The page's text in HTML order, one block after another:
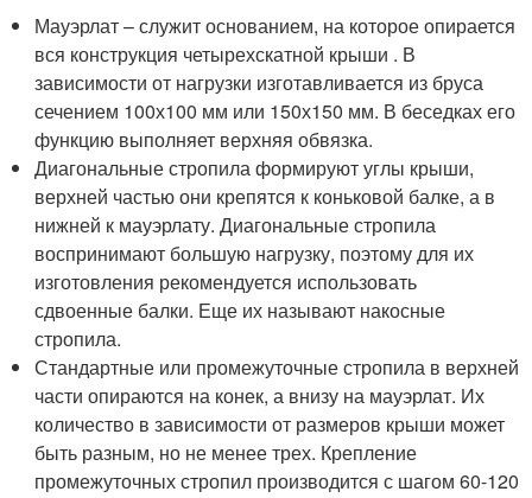
Мауэрлат – служит основанием, на которое опирается
вся конструкция четырехскатной крыши . В
зависимости от нагрузки изготавливается из бруса
сечением 100х100 мм или 150х150 мм. В беседках его
функцию выполняет верхняя обвязка.
Диагональные стропила формируют углы крыши,
верхней частью они крепятся к коньковой балке, а в
нижней к мауэрлату. Диагональные стропила
воспринимают большую нагрузку, поэтому для их
изготовления рекомендуется использовать
сдвоенные балки. Еще их называют накосные
стропила.
Стандартные или промежуточные стропила в верхней
части опираются на конек, а внизу на мауэрлат. Их
количество в зависимости от размеров крыши может
быть разным, но не менее трех. Крепление
промежуточных стропил производится с шагом 60-120